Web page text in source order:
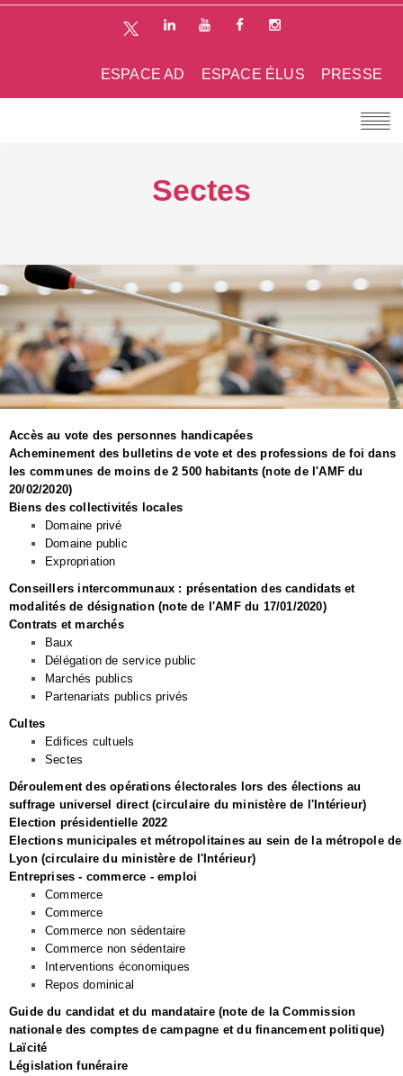
PRESSE
ESPACE ÉLUS
ESPACE AD
Sectes
Accès au vote des personnes handicapées
Acheminement des bulletins de vote et des professions de foi dans
les communes de moins de 2 500 habitants (note de l'AMF du
20/02/2020)
Biens des collectivités locales
Domaine privé
Domaine public
Expropriation
Conseillers intercommunaux : présentation des candidats et
modalités de désignation (note de l'AMF du 17/01/2020)
Contrats et marchés
Baux
Délégation de service public
Marchés publics
Partenariats publics privés
Cultes
Edifices cultuels
Sectes
Déroulement des opérations électorales lors des élections au
suffrage universel direct (circulaire du ministère de l'Intérieur)
Election présidentielle 2022
Elections municipales et métropolitaines au sein de la métropole de
Lyon (circulaire du ministère de l'Intérieur)
Entreprises - commerce - emploi
Commerce
Commerce
Commerce non sédentaire
Commerce non sédentaire
Interventions économiques
Repos dominical
Guide du candidat et du mandataire (note de la Commission
nationale des comptes de campagne et du financement politique)
Laïcité
Législation funéraire